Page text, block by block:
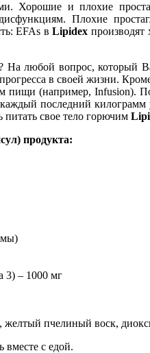
Хорошие и плохие
Плохие
EFAs вLipidex
любой вопрос, который
в своей жизни.
пищи (например, Infusion).
последний
свое тело горючим
продукта:
3) – 1000 мг
пчелиный воск,
с едой.